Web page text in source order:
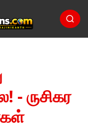
ருசிகர